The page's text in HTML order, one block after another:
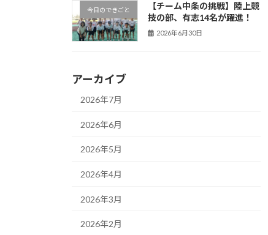
今日のできごと
【チーム中条の挑戦】陸上競
技の部、有志14名が躍進！
2026年6月30日
アーカイブ
2026年7月
2026年6月
2026年5月
2026年4月
2026年3月
2026年2月